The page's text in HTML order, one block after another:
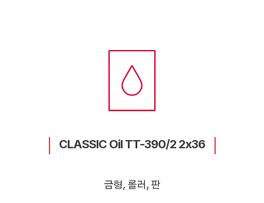
CLASSIC Oil TT-390/2 2x36
금형, 롤러, 판